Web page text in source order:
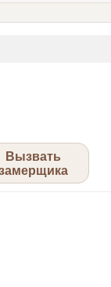
Вызвать